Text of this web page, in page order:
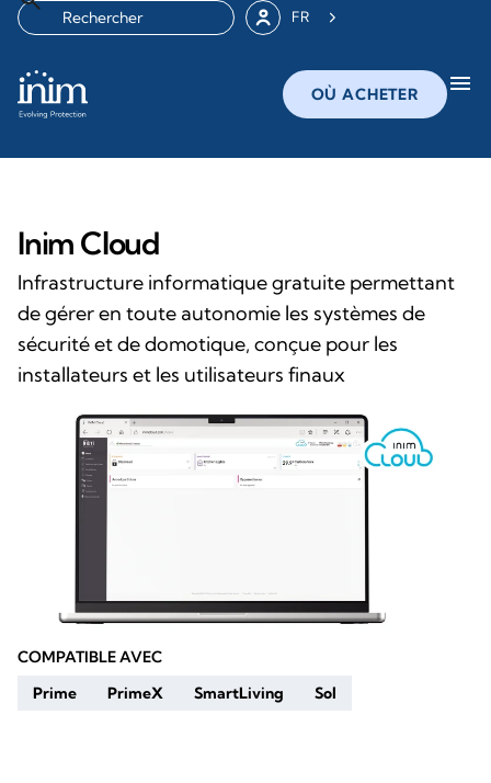
FR
OÙ ACHETER menu
Inim Cloud
Infrastructure informatique gratuite permettant
de gérer en toute autonomie les systèmes de
sécurité et de domotique, conçue pour les
installateurs et les utilisateurs finaux
COMPATIBLE AVEC
Prime
PrimeX SmartLiving Sol